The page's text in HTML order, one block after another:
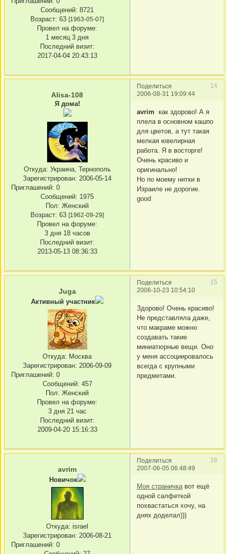
Сообщений: 8721
Возраст: 63 [1963-05-07]
Провел на форуме:
1 месяц 3 дня
Последний визит:
2017-04-04 20:43:13
Поделиться
14
2006-08-31 19:09:44
Alisa-108
Я дома!
Откуда: Украина, Тернополь
Зарегистрирован: 2006-05-14
Приглашений: 0
Сообщений: 1975
Пол: Женский
Возраст: 63 [1962-09-29]
Провел на форуме:
3 дня 18 часов
Последний визит:
2013-05-13 08:36:33
avrim как здорово! А я
плела в основном кашпо
для цветов, а тут такая
мелкая ювелирная
работа. Я в восторге!
Очень красиво и
оригинально!
Но по моему нитки в
Израиле не дорогие.
good
Поделиться
15
2006-10-23 10:54:10
Juga
Активный участник
Откуда: Москва
Зарегистрирован: 2006-09-09
Приглашений: 0
Сообщений: 457
Пол: Женский
Провел на форуме:
3 дня 21 час
Последний визит:
2009-04-20 15:16:33
Здорово! Очень красиво!
Не представляла даже,
что макраме можно
создавать такие
миниатюрные вещи. Оно
у меня ассоциировалось
всегда с крупными
предметами.
Поделиться
16
2007-06-05 06:48:49
avrim
Новичок
Откуда: israel
Зарегистрирован: 2006-08-21
Приглашений: 0
Моя страничка вот ещё
одной салфеткой
похвастаться хочу, на
днях доделал)))